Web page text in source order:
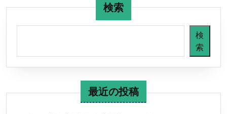
年
月
１
日
以
降
検索
検
索
最近の投稿